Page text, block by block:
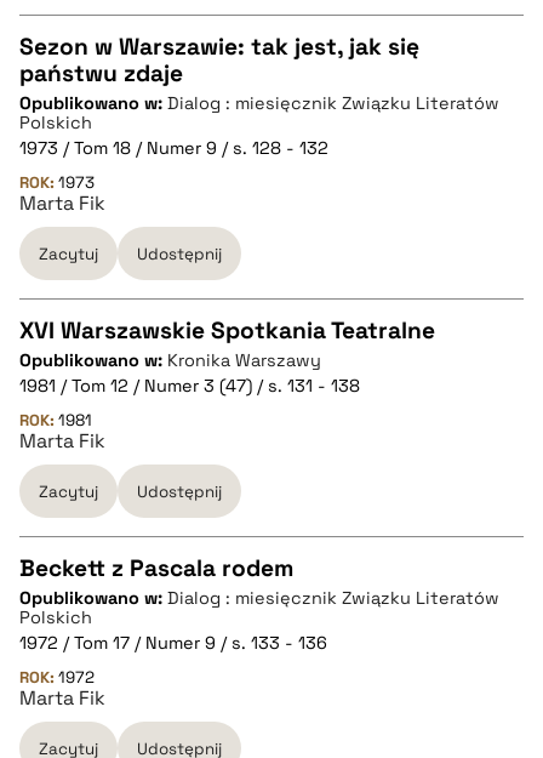
pobierz cytat
CZYSTY TEKST
pobierz cytat
BIBTEX
pobierz cytat
Sezon w Warszawie: tak jest, jak się
państwu zdaje
Opublikowano w: Dialog : miesięcznik Związku Literatów
Polskich
1973 / Tom 18 / Numer 9 / s. 128 - 132
ROK: 1973
Marta Fik
Zacytuj Udostępnij
CZYSTY TEKST
pobierz cytat
BIBTEX
pobierz cytat
XVI Warszawskie Spotkania Teatralne
Opublikowano w: Kronika Warszawy
1981 / Tom 12 / Numer 3 (47) / s. 131 - 138
ROK: 1981
Marta Fik
Zacytuj Udostępnij
CZYSTY TEKST
pobierz cytat
Beckett z Pascala rodem
Opublikowano w: Dialog : miesięcznik Związku Literatów
Polskich
1972 / Tom 17 / Numer 9 / s. 133 - 136
ROK: 1972
Marta Fik
Zacytuj Udostępnij